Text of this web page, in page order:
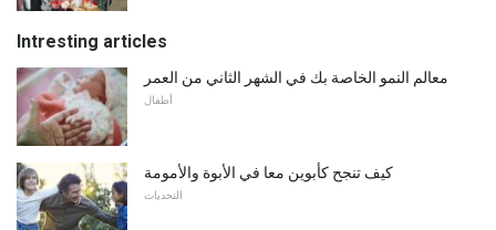
Intresting articles
معالم النمو الخاصة بك في الشهر الثاني من العمر
أطفال
كيف تنجح كأبوين معا في الأبوة والأمومة
التحديات